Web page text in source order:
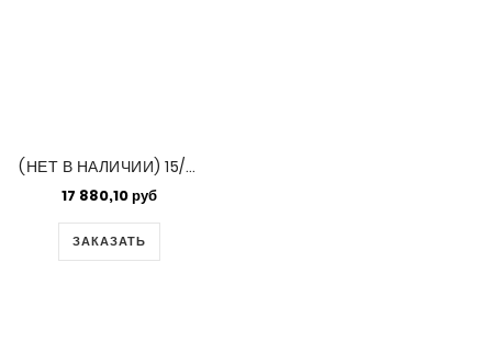
(НЕТ В НАЛИЧИИ) 15/0 Delica Matte Orange Ab -50gm Bag (DBS0855)
17 880,10 руб
ЗАКАЗАТЬ